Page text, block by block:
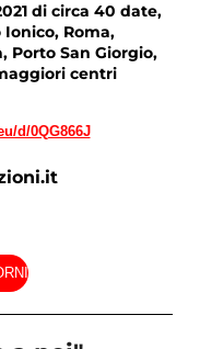
di circa 40 date,
Roma,
Porto San Giorgio,
centri
d/0QG866J